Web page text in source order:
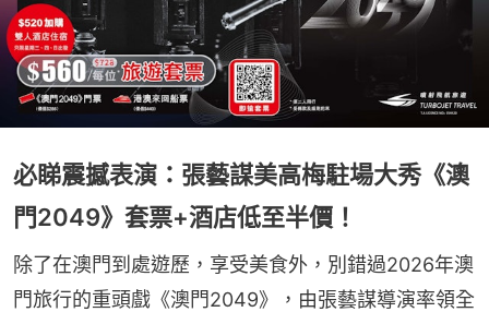
必睇震撼表演：張藝謀美高梅駐場大秀《澳
門2049》套票+酒店低至半價！
除了在澳門到處遊歷，享受美食外，別錯過2026年澳
門旅行的重頭戲《澳門2049》，由張藝謀導演率領全